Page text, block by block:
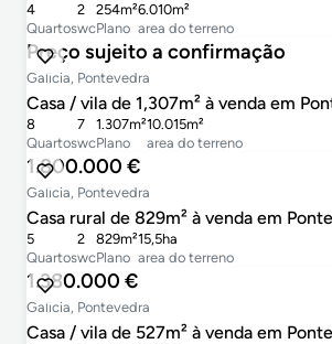
Quartos
4
wc
2
Plano
254m²
area do terreno
6.010m²
Preço sujeito a confirmação
Galicia, Pontevedra
Casa / vila de 1,307m² à venda em
Quartos
8
wc
7
Plano
1.307m²
area do terreno
10.015m²
1.800.000 €
Galicia, Pontevedra
Casa rural de 829m² à venda em
Quartos
5
wc
2
Plano
829m²
area do terreno
15,5ha
1.380.000 €
Galicia, Pontevedra
Casa / vila de 527m² à venda em